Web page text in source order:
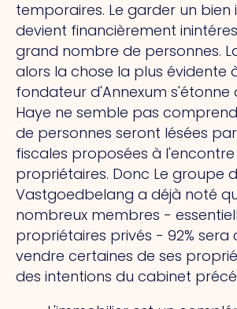
temporaires. Le garder un bien
devient financièrement
grand nombre de personnes.
alors la chose la plus évidente
fondateur d'Annexum s'étonne
Haye ne semble pas
de personnes seront lésées
fiscales proposées à l'encontre
propriétaires. Donc Le groupe
Vastgoedbelang a déjà noté
nombreux membres -
propriétaires privés - 92% sera
vendre certaines de ses
des intentions du cabinet